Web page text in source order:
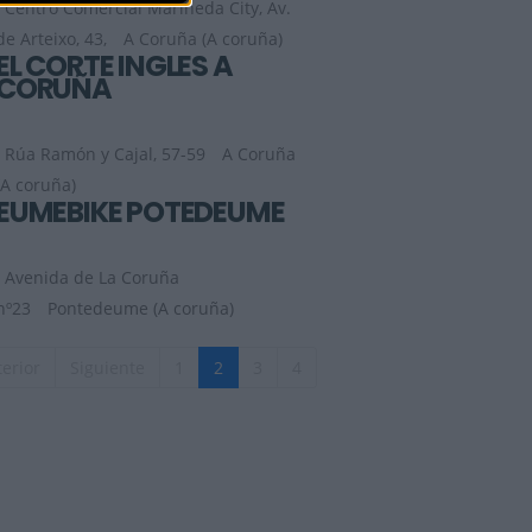
Centro Comercial Marineda City, Av.
Arteixo, 43,
A Coruña (A coruña)
CORTE INGLES A
Rúa Ramón y Cajal, 57-59
A Coruña
coruña)
POTEDEUME
Avenida de La Coruña
Pontedeume (A coruña)
2